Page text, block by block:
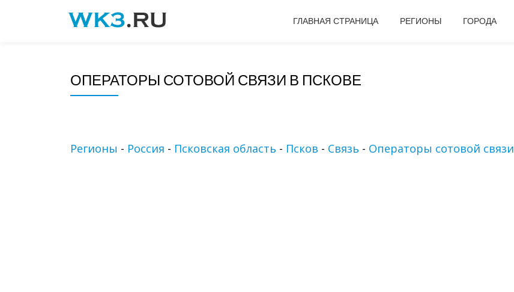
ГЛАВНАЯ СТРАНИЦА РЕГИОНЫ ГОРОДА
ОПЕРАТОРЫ СОТОВОЙ СВЯЗИ В ПСКОВЕ
Регионы - Россия - Псковская область - Псков - Связь - Операторы сотовой связи